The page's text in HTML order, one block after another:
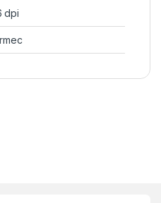
dpi